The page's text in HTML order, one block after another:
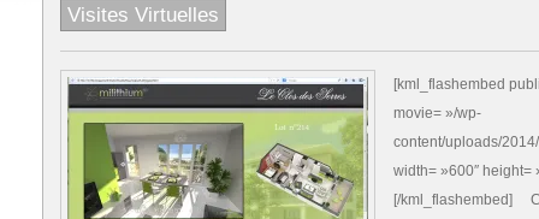
Visites Virtuelles
[kml_flashembed
movie= »/wp-
content/uploads/
width= »600″ height=
[/kml_flashembed]